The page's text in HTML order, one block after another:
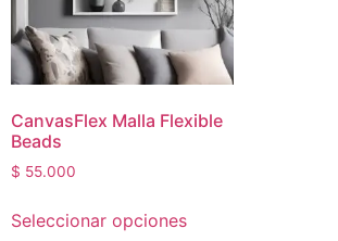
CanvasFlex Malla Flexible
Beads
$ 55.000
Seleccionar opciones